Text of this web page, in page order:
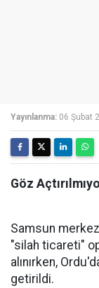
Yayınlanma: 06 Şubat
Göz
Samsun
"silah ticareti"
alınırken,
getirildi.